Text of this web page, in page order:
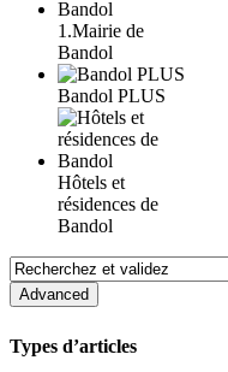
1.Mairie de
Bandol
Bandol PLUS
Hôtels et
résidences de
Bandol
Types d’articles